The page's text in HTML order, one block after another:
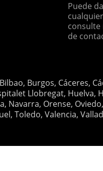
Puede
de
Burgos, Cáceres,
Llobregat, Huelva,
Navarra, Orense,
Toledo, Valencia,